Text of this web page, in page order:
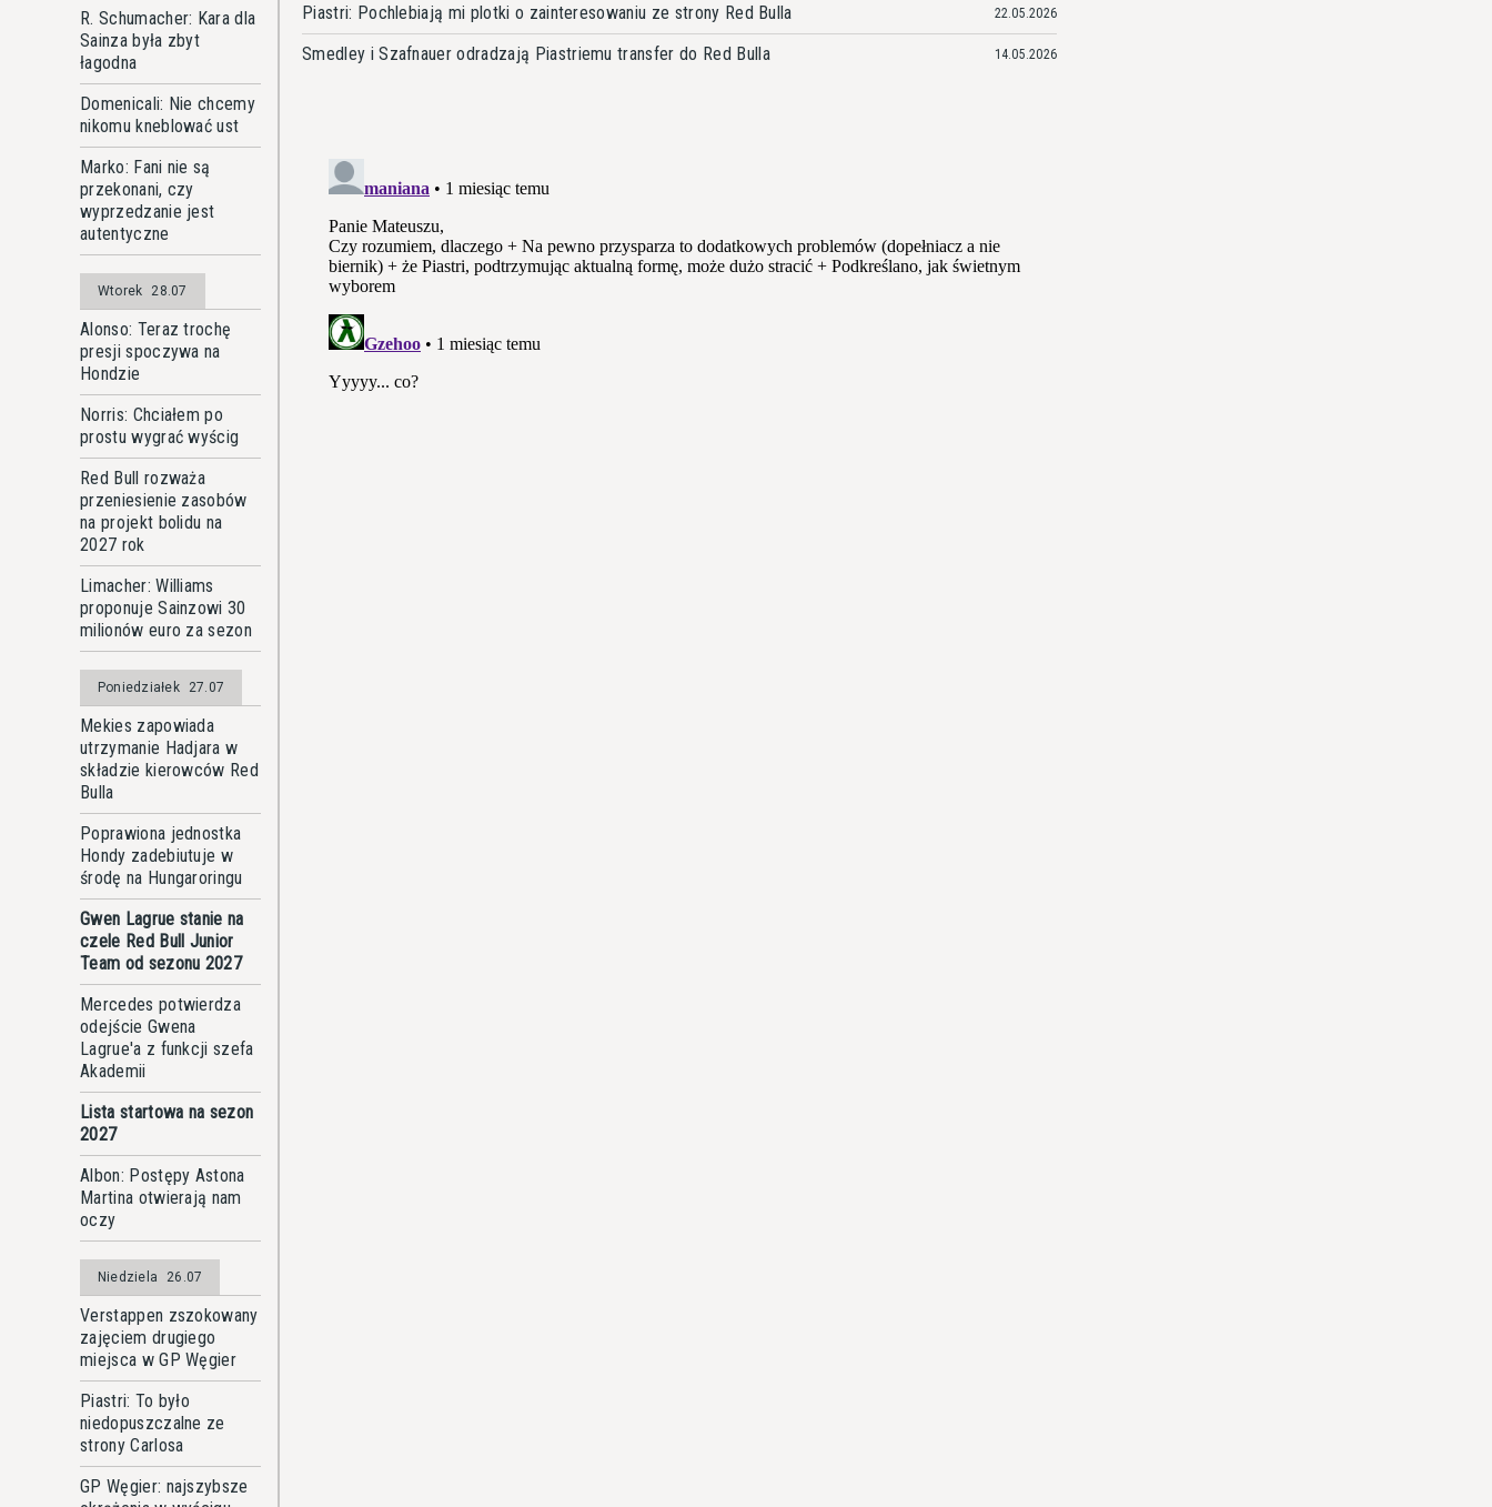
R. Schumacher: Kara dla
Sainza była zbyt
łagodna
Domenicali: Nie chcemy
nikomu kneblować ust
Marko: Fani nie są
przekonani, czy
wyprzedzanie jest
autentyczne
Wtorek 28.07
Alonso: Teraz trochę
presji spoczywa na
Hondzie
Norris: Chciałem po
prostu wygrać wyścig
Red Bull rozważa
przeniesienie zasobów
na projekt bolidu na
2027 rok
Limacher: Williams
proponuje Sainzowi 30
milionów euro za sezon
Poniedziałek 27.07
Mekies zapowiada
utrzymanie Hadjara w
składzie kierowców Red
Bulla
Poprawiona jednostka
Hondy zadebiutuje w
środę na Hungaroringu
Gwen Lagrue stanie na
czele Red Bull Junior
Team od sezonu 2027
Mercedes potwierdza
odejście Gwena
Lagrue'a z funkcji szefa
Akademii
Lista startowa na sezon
2027
Albon: Postępy Astona
Martina otwierają nam
oczy
Niedziela 26.07
Verstappen zszokowany
zajęciem drugiego
miejsca w GP Węgier
Piastri: To było
niedopuszczalne ze
strony Carlosa
GP Węgier: najszybsze
Piastri: Pochlebiają mi plotki o zainteresowaniu ze strony Red Bulla 22.05.2026
Smedley i Szafnauer odradzają Piastriemu transfer do Red Bulla 14.05.2026